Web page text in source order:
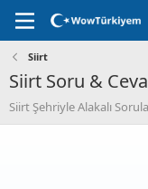
Siirt
Siirt Soru &
Siirt Şehriyle Alakalı